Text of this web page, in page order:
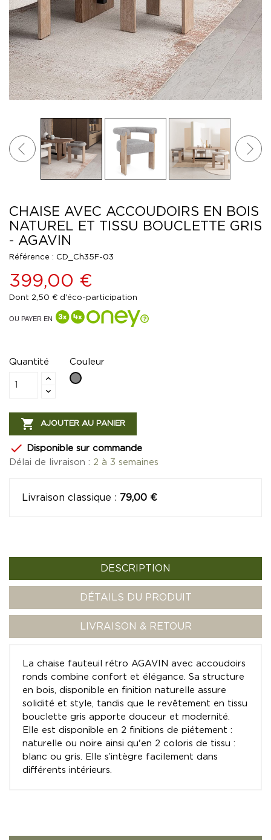
CHAISE AVEC ACCOUDOIRS EN BOIS
NATUREL ET TISSU BOUCLETTE GRIS
- AGAVIN
Référence : CD_Ch35F-03
399,00 €
Dont 2,50 € d'éco-participation
OU PAYER EN
Quantité
Couleur
Gris
 AJOUTER AU PANIER

Disponible sur commande
Délai de livraison : 2 à 3 semaines
Livraison classique : 79,00 €
DESCRIPTION
DÉTAILS DU PRODUIT
LIVRAISON & RETOUR
La chaise fauteuil rétro AGAVIN avec accoudoirs
ronds combine confort et élégance. Sa structure
en bois, disponible en finition naturelle assure
solidité et style, tandis que le revêtement en tissu
bouclette gris apporte douceur et modernité.
Elle est disponible en 2 finitions de piétement :
naturelle ou noire ainsi qu'en 2 coloris de tissu :
blanc ou gris. Elle s’intègre facilement dans
différents intérieurs.